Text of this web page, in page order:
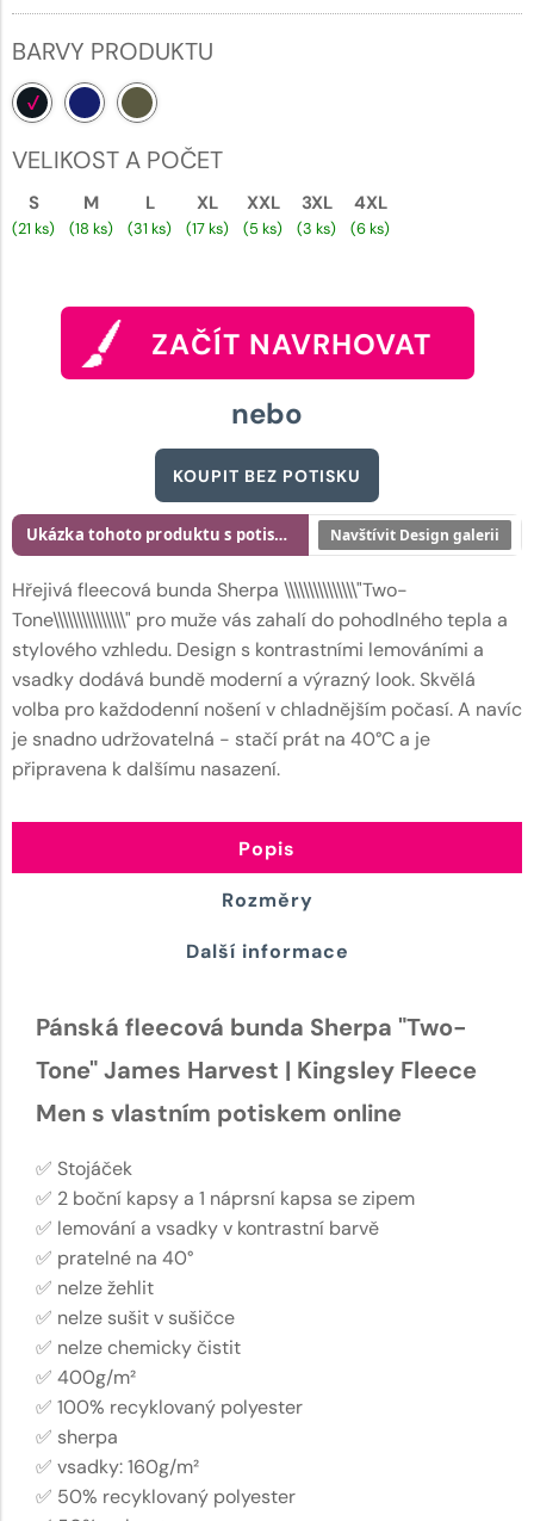
BARVY PRODUKTU
VELIKOST A POČET
S
(21 ks)
M
(18 ks)
L
(31 ks)
XL
(17 ks)
XXL
(5 ks)
3XL
(3 ks)
4XL
(6 ks)
ZAČÍT NAVRHOVAT
nebo
KOUPIT BEZ POTISKU
Hřejivá fleecová bunda Sherpa \\\\\\\\\\\\\\\"Two-
Tone\\\\\\\\\\\\\\\" pro muže vás zahalí do pohodlného tepla a
stylového vzhledu. Design s kontrastními lemováními a
vsadky dodává bundě moderní a výrazný look. Skvělá
volba pro každodenní nošení v chladnějším počasí. A navíc
je snadno udržovatelná - stačí prát na 40°C a je
připravena k dalšímu nasazení.
Ukázka tohoto produktu s potiskem Navštívit Design galerii
Popis
Rozměry
Další informace
Pánská fleecová bunda Sherpa "Two-
Tone" James Harvest | Kingsley Fleece
Men s vlastním potiskem online
✅ Stojáček
✅ 2 boční kapsy a 1 náprsní kapsa se zipem
✅ lemování a vsadky v kontrastní barvě
✅ pratelné na 40°
✅ nelze žehlit
✅ nelze sušit v sušičce
✅ nelze chemicky čistit
✅ 400g/m²
✅ 100% recyklovaný polyester
✅ sherpa
✅ vsadky: 160g/m²
✅ 50% recyklovaný polyester